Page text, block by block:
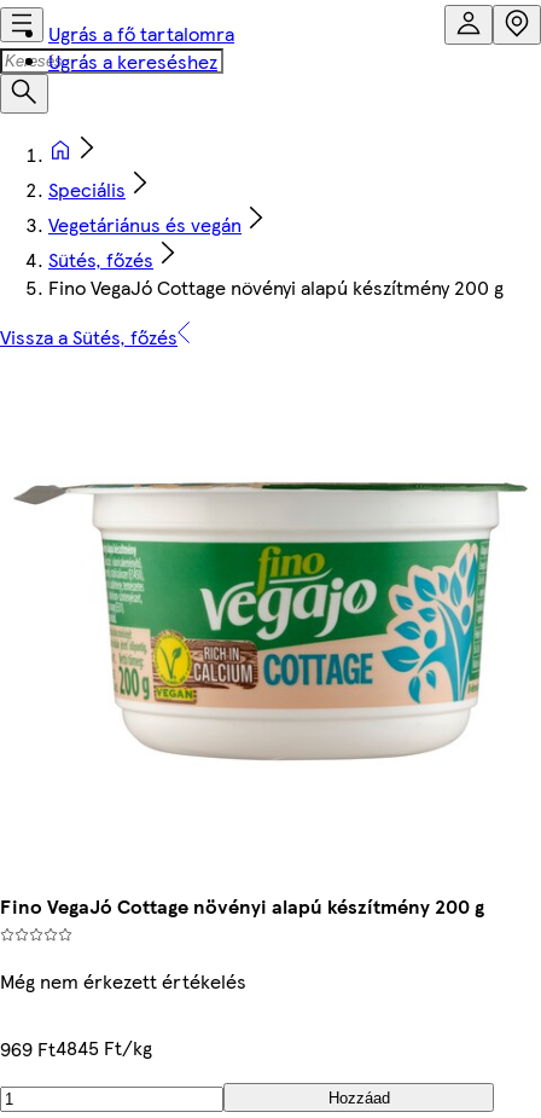
Ugrás a fő tartalomra
Ugrás a kereséshez
Speciális
Vegetáriánus és vegán
Sütés, főzés
Fino VegaJó Cottage növényi alapú készítmény 200 g
Vissza a Sütés, főzés
Fino VegaJó Cottage növényi alapú készítmény 200 g
Még nem érkezett értékelés
969 Ft4845 Ft/kg
Hozzáad